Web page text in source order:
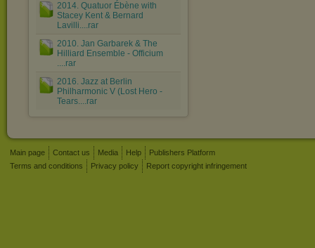
2014. Quatuor Ébène with
Stacey Kent & Bernard
Lavilli....rar
2010. Jan Garbarek & The
Hilliard Ensemble - Officium
....rar
2016. Jazz at Berlin
Philharmonic V (Lost Hero -
Tears....rar
Main page Contact us Media Help
Publishers Platform
Terms and conditions
Privacy policy Report copyright infringement